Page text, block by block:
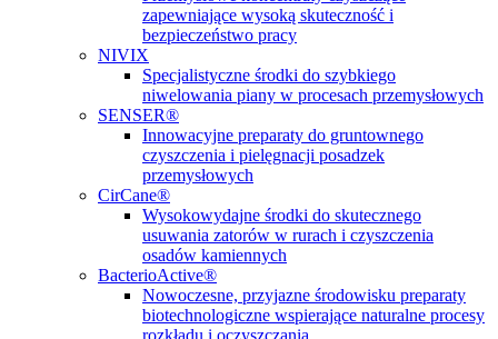
zapewniające wysoką skuteczność i
bezpieczeństwo pracy
NIVIX
Specjalistyczne środki do szybkiego
niwelowania piany w procesach przemysłowych
SENSER®
Innowacyjne preparaty do gruntownego
czyszczenia i pielęgnacji posadzek
przemysłowych
CirCane®
Wysokowydajne środki do skutecznego
usuwania zatorów w rurach i czyszczenia
osadów kamiennych
BacterioActive®
Nowoczesne, przyjazne środowisku preparaty
biotechnologiczne wspierające naturalne procesy
rozkładu i oczyszczania